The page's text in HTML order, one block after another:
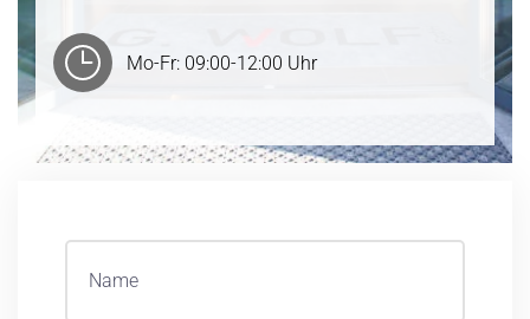
Mo-Fr: 09:00-12:00 Uhr